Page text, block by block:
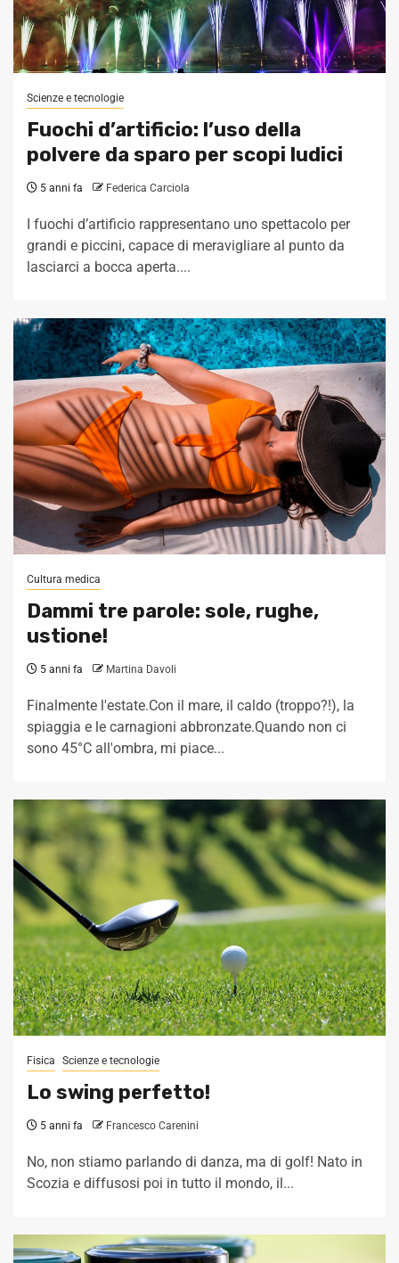
Scienze e tecnologie
Fuochi d’artificio: l’uso della
polvere da sparo per scopi ludici
5 anni fa Federica Carciola
I fuochi d’artificio rappresentano uno spettacolo per
grandi e piccini, capace di meravigliare al punto da
lasciarci a bocca aperta....
Cultura medica
Dammi tre parole: sole, rughe,
ustione!
5 anni fa Martina Davoli
Finalmente l'estate.Con il mare, il caldo (troppo?!), la
spiaggia e le carnagioni abbronzate.Quando non ci
sono 45°C all'ombra, mi piace...
Fisica Scienze e tecnologie
Lo swing perfetto!
5 anni fa Francesco Carenini
No, non stiamo parlando di danza, ma di golf! Nato in
Scozia e diffusosi poi in tutto il mondo, il...